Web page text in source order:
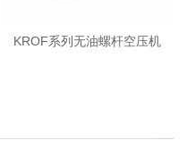
KROF系列无油螺杆空压机